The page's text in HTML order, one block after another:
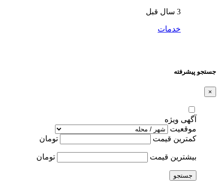
3 سال قبل
خدمات
جستجو پیشرفته
×
آگهی ویژه
موقعیت
کمترین قیمت
تومان
بیشترین قیمت تومان
جستجو